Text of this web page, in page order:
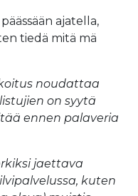
ajatella,
tiedä mitä mä
noudattaa
on syytä
ennen palaveria
jaettava
kuten